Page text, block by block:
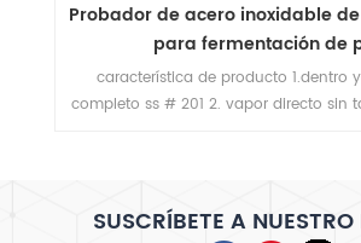
Probador de lujo de 32
fermentación de
característica de producto 1.dentro
completo ss # 201 2.con capa de
incorporado 7.distancia ajustable
bandeja
SUSCRÍBETE A